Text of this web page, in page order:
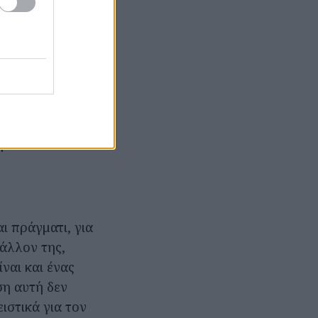
της.
αποδοτική
πράγματι, για
της,
και ένας
αυτή δεν
για τον